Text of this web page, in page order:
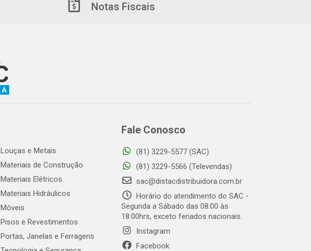
Notas Fiscais
Louças e Metais
Materiais de Construção
Materiais Elétricos
Materiais Hidráulicos
Móveis
Pisos e Revestimentos
Portas, Janelas e Ferragens
Fale Conosco
(81) 3229-5577 (SAC)
(81) 3229-5566 (Televendas)
sac@distacdistribuidora.com.br
Horário do atendimento do SAC -
Segunda a Sábado das 08:00 às
18:00hrs, exceto feriados nacionais.
Instagram
Facebook